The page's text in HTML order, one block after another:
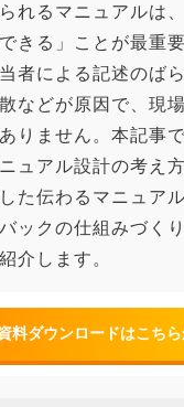
れるマニュアルは
きる」ことが最重
者による記述のば
などが原因で、現
りません。本記事
ュアル設計の考え
た伝わるマニュア
ックの仕組みづく
介します。
料ダウンロードはこち